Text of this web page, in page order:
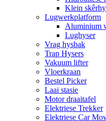
Klein
Lugwerkplatform
Aluminium
Lughyser
Vrag hysbak
Trap Hysers
Vakuum lifter
Vloerkraan
Bestel Picker
Laai stasie
Motor draaitafel
Elektriese Trekker
Elektriese Car